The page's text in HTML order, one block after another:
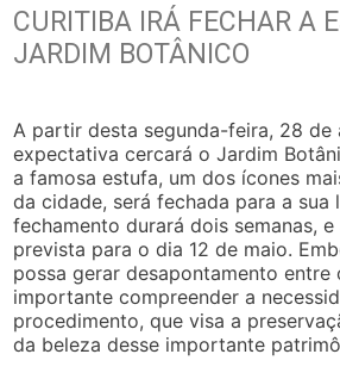
CURITIBA IRÁ FECHAR A
JARDIM BOTÂNICO
A partir desta segunda-feira, 28 de
expectativa cercará o Jardim
a famosa estufa, um dos ícones
da cidade, será fechada para a sua
fechamento durará dois semanas,
prevista para o dia 12 de maio.
possa gerar desapontamento entre
importante compreender a
procedimento, que visa a
da beleza desse importante